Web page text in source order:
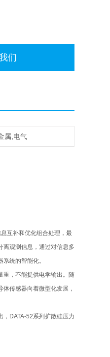
们
属,电气
互补和优化组合处理，最
离观测信息，通过对信息多
统的智能化。
重，不能提供电学输出。随
传感器向着微型化发展，
DATA-52系列扩散硅压力